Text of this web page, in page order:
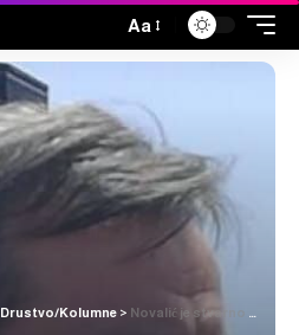
Aa
Drustvo/Kolumne > Novalić je stvarno danas ovo izjavio: “Omogućili smo vam da bez putovnice dođete u Neum. Cestu ostavljamo u amanet…”